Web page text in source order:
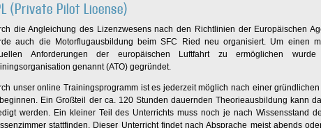
(Private Pilot License)
die Angleichung des Lizenzwesens nach den Richtlinien der Europäischen
auch die Motorflugausbildung beim SFC Ried neu organisiert. Um einen
Anforderungen der europäischen Luftfahrt zu ermöglichen
genannt (ATO) gegründet.
unser online Trainingsprogramm ist es jederzeit möglich nach einer
Ein Großteil der ca. 120 Stunden dauernden Theorieausbildung kann
werden. Ein kleiner Teil des Unterrichts muss noch je nach Wissensstand
stattfinden. Dieser Unterricht findet nach Absprache meist abends